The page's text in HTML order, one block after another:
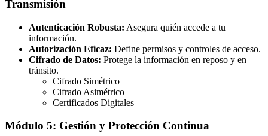
Transmisión
Autenticación Robusta: Asegura quién accede a tu
información.
Autorización Eficaz: Define permisos y controles de acceso.
Cifrado de Datos: Protege la información en reposo y en
tránsito.
Cifrado Simétrico
Cifrado Asimétrico
Certificados Digitales
Módulo 5: Gestión y Protección Continua